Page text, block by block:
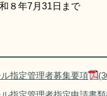
８年7月31日まで
指定管理者募集要項